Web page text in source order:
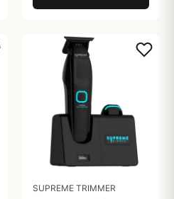
SUPREME TRIMMER